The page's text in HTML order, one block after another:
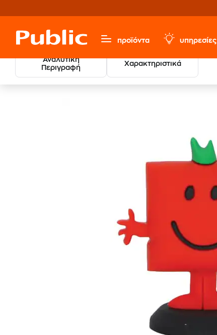
προϊόντα υπηρεσίες
Αναλυτική
Περιγραφή
Χαρακτηριστικά
Παιχνίδια & Παιδικά